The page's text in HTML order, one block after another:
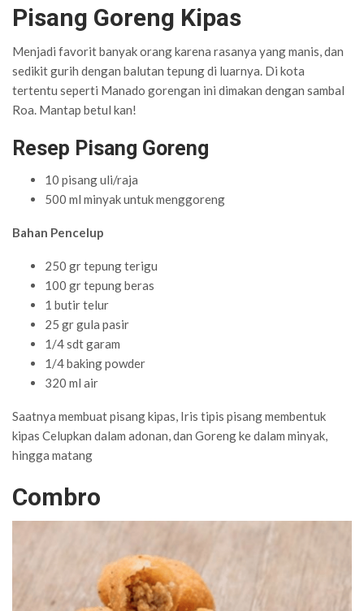
Pisang Goreng Kipas
Menjadi favorit banyak orang karena rasanya yang manis, dan
sedikit gurih dengan balutan tepung di luarnya. Di kota
tertentu seperti Manado gorengan ini dimakan dengan sambal
Roa. Mantap betul kan!
Resep Pisang Goreng
10 pisang uli/raja
500 ml minyak untuk menggoreng
Bahan Pencelup
250 gr tepung terigu
100 gr tepung beras
1 butir telur
25 gr gula pasir
1/4 sdt garam
1/4 baking powder
320 ml air
Saatnya membuat pisang kipas, Iris tipis pisang membentuk
kipas Celupkan dalam adonan, dan Goreng ke dalam minyak,
hingga matang
Combro